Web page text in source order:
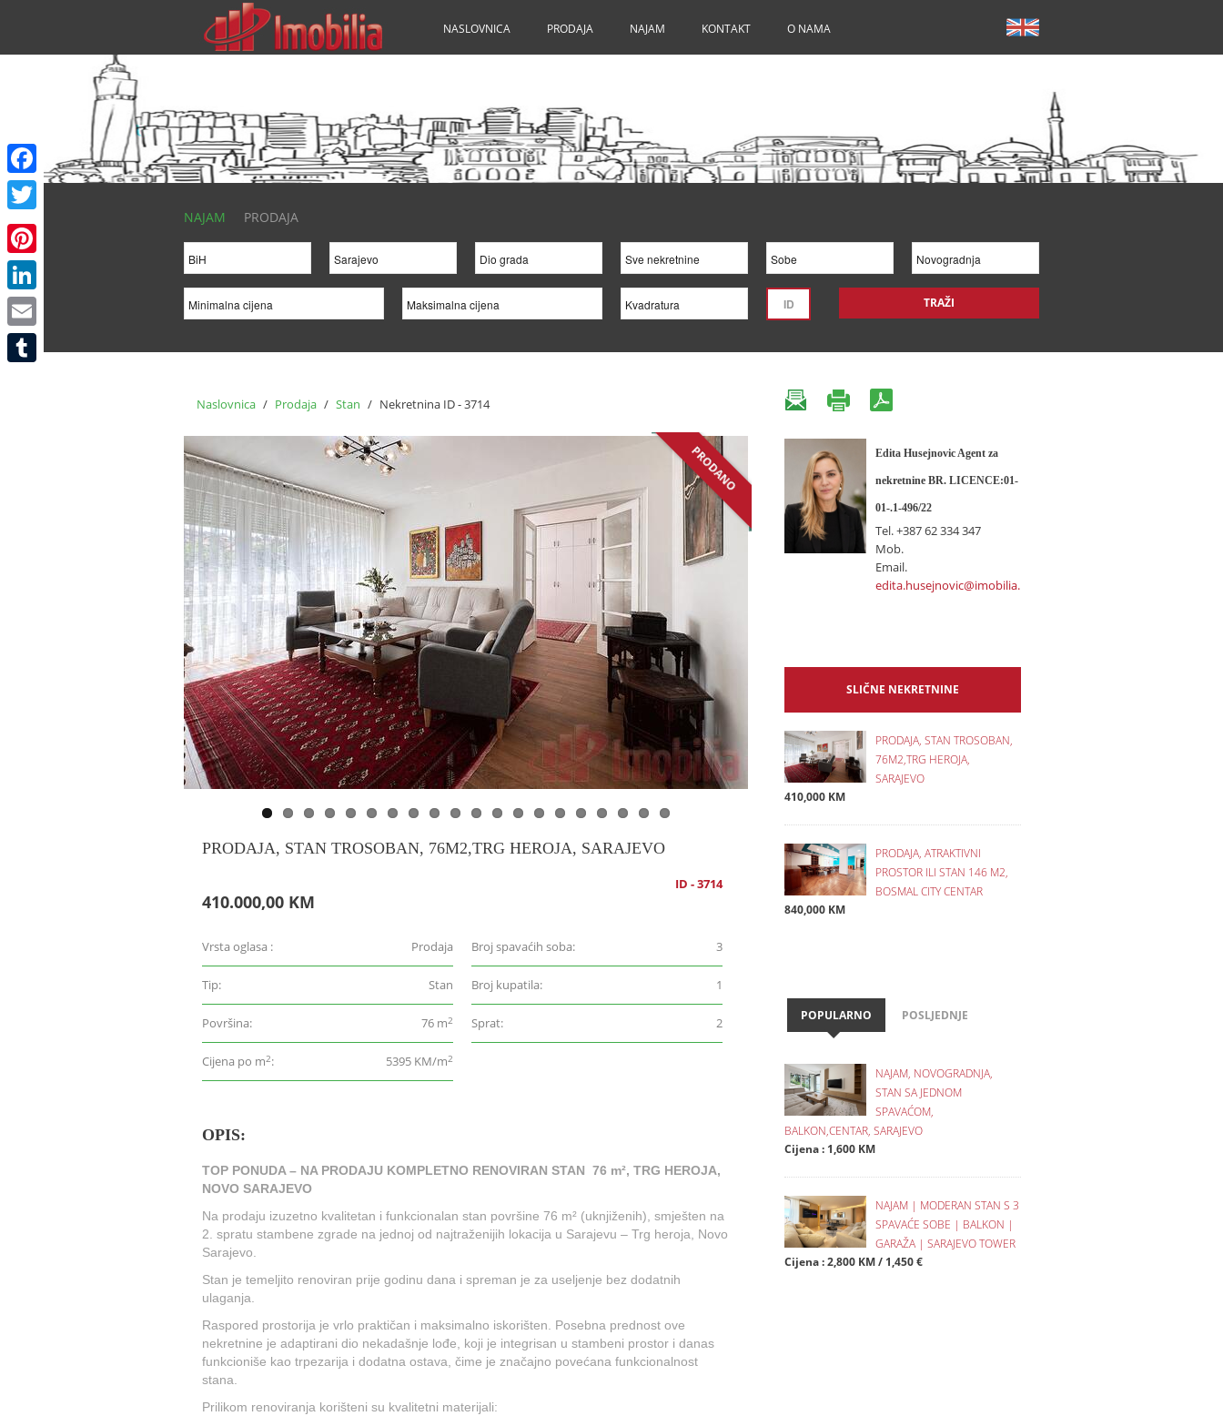
NASLOVNICA PRODAJA NAJAM KONTAKT O NAMA
Facebook
Twitter
Pinterest
LinkedIn
Email
NAJAM PRODAJA
TRAŽI
Naslovnica / Prodaja / Stan / Nekretnina ID - 3714
PRODANO
PRODAJA, STAN TROSOBAN, 76M2,TRG HEROJA, SARAJEVO
ID - 3714
410.000,00 KM
Vrsta oglasa : Prodaja
Tip: Stan
Površina: 76 m2
Cijena po m2: 5395 KM/m2
Broj spavaćih soba: 3
Broj kupatila: 1
Sprat: 2
OPIS:
TOP PONUDA – NA PRODAJU KOMPLETNO RENOVIRAN STAN 76 m², TRG HEROJA,
NOVO SARAJEVO
Na prodaju izuzetno kvalitetan i funkcionalan stan površine 76 m² (uknjiženih), smješten na
2. spratu stambene zgrade na jednoj od najtraženijih lokacija u Sarajevu – Trg heroja, Novo
Sarajevo.
Stan je temeljito renoviran prije godinu dana i spreman je za useljenje bez dodatnih
ulaganja.
Raspored prostorija je vrlo praktičan i maksimalno iskorišten. Posebna prednost ove
nekretnine je adaptirani dio nekadašnje lođe, koji je integrisan u stambeni prostor i danas
funkcioniše kao trpezarija i dodatna ostava, čime je značajno povećana funkcionalnost
stana.
Prilikom renoviranja korišteni su kvalitetni materijali:
Edita Husejnovic Agent za
nekretnine BR. LICENCE:01-
01-.1-496/22
Tel.+387 62 334 347
Mob.
Email.
edita.husejnovic@imobilia.ba
SLIČNE NEKRETNINE
PRODAJA, STAN TROSOBAN,
76M2,TRG HEROJA,
SARAJEVO
410,000 KM
PRODAJA, ATRAKTIVNI
PROSTOR ILI STAN 146 M2,
BOSMAL CITY CENTAR
840,000 KM
POPULARNO POSLJEDNJE
NAJAM, NOVOGRADNJA,
STAN SA JEDNOM
SPAVAĆOM,
BALKON,CENTAR, SARAJEVO
Cijena : 1,600 KM
NAJAM | MODERAN STAN S 3
SPAVAĆE SOBE | BALKON |
GARAŽA | SARAJEVO TOWER
Cijena : 2,800 KM / 1,450 €